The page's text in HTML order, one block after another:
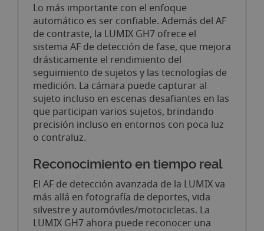
Lo más importante con el enfoque
automático es ser confiable. Además del AF
de contraste, la LUMIX GH7 ofrece el
sistema AF de detección de fase, que mejora
drásticamente el rendimiento del
seguimiento de sujetos y las tecnologías de
medición. La cámara puede capturar al
sujeto incluso en escenas desafiantes en las
que participan varios sujetos, brindando
precisión incluso en entornos con poca luz
o contraluz.
Reconocimiento en tiempo real
El AF de detección avanzada de la LUMIX va
más allá en fotografía de deportes, vida
silvestre y automóviles/motocicletas. La
LUMIX GH7 ahora puede reconocer una